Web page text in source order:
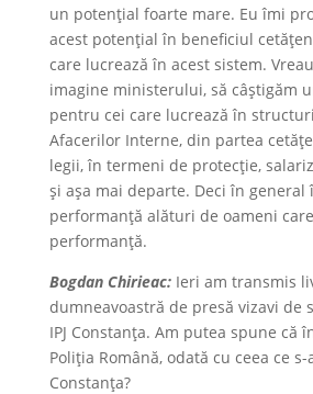
un potențial foarte mare. Eu îmi
acest potențial în beneficiul
care lucrează în acest sistem.
imagine ministerului, să câștigăm
pentru cei care lucrează în
Afacerilor Interne, din partea
legii, în termeni de protecție,
și așa mai departe. Deci în general
performanță alături de oameni
performanță.
Bogdan Chirieac:Ieri am transmis
dumneavoastră de presă vizavi de
IPJ Constanța. Am putea spune că
Poliția Română, odată cu ceea ce
Constanța?